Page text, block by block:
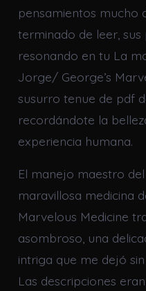
pensamientos mucho
terminado de leer,
resonando en tu La
Jorge/ George’s
susurro tenue de pdf
recordándote la
experiencia humana.
El manejo maestro
maravillosa medicina
Marvelous Medicine
asombroso, una
intriga que me dejó
Las descripciones